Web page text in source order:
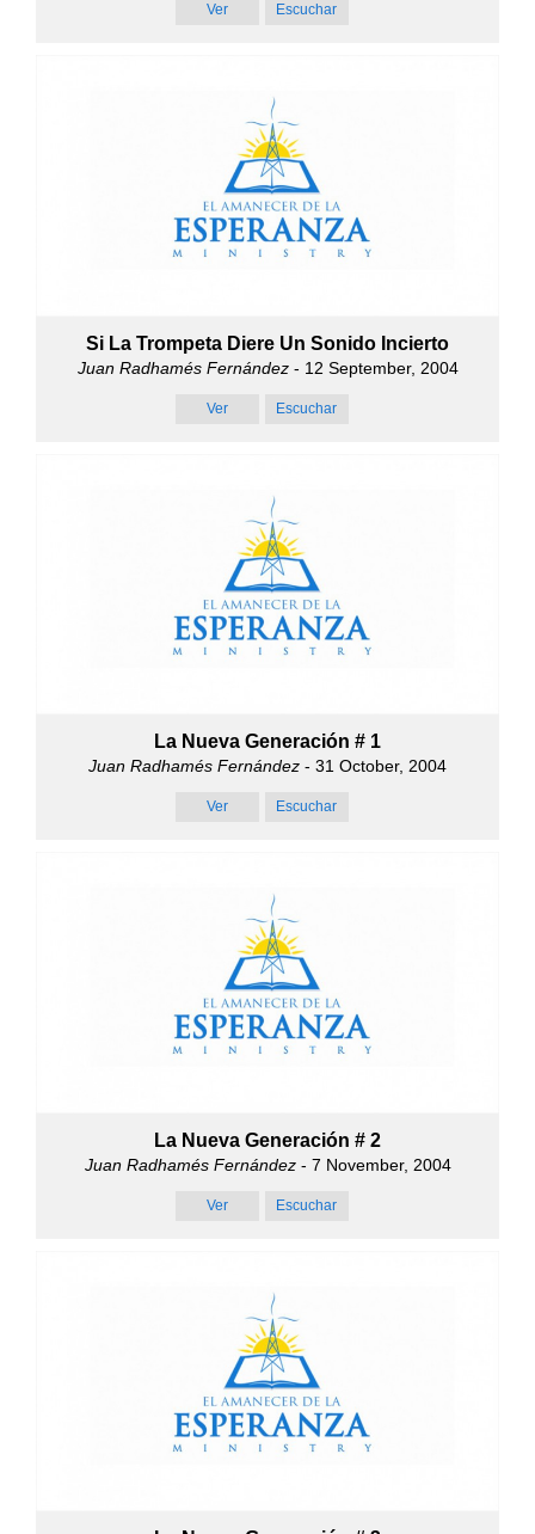
Ver Escuchar
Si La Trompeta Diere Un Sonido Incierto
Juan Radhamés Fernández- 12 September, 2004
Ver Escuchar
La Nueva Generación # 1
Juan Radhamés Fernández - 31 October, 2004
Ver Escuchar
La Nueva Generación # 2
Juan Radhamés Fernández- 7 November, 2004
Ver Escuchar